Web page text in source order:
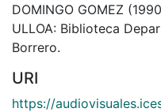
DOMINGO GOMEZ
ULLOA: Biblioteca
Borrero.
URI
https://